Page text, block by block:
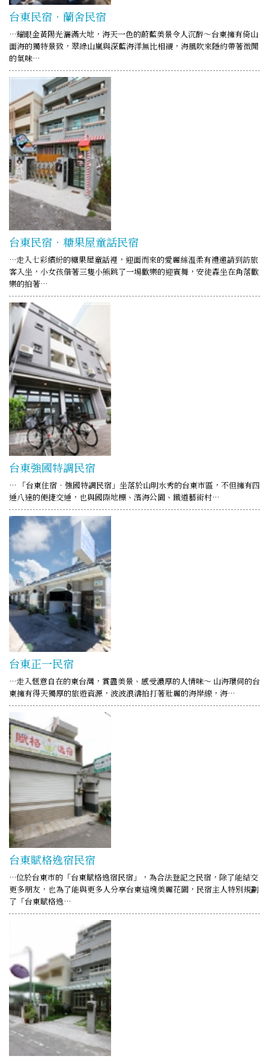
台東民宿‧蘭舍民宿
…耀眼金黃陽光灑滿大地，海天一色的蔚藍美景令人沉醉～台東擁有倚山
面海的獨特景致，翠綠山嵐與深藍海洋無比相襯，海風吹來隱約帶著微閒
的氣味…
台東民宿．糖果屋童話民宿
…走入七彩繽紛的糖果屋童話裡，迎面而來的愛麗絲溫柔有禮邀請到訪旅
客入坐，小女孩偕著三隻小熊跳了一場歡樂的迎賓舞，安徒森坐在角落歡
樂的拍著…
台東強國特調民宿
… 「台東住宿‧強國特調民宿」坐落於山明水秀的台東市區，不但擁有四
通八達的便捷交通，也與國際地標、濱海公園、鐵道藝術村…
台東正一民宿
…走入愜意自在的東台灣，賞盡美景、感受濃厚的人情味～ 山海環伺的台
東擁有得天獨厚的旅遊資源，波波浪濤拍打著壯麗的海岸線，海…
台東賦格逸宿民宿
…位於台東市的「台東賦格逸宿民宿」，為合法登記之民宿，除了能結交
更多朋友，也為了能與更多人分享台東這塊美麗花園，民宿主人特別規劃
了「台東賦格逸…